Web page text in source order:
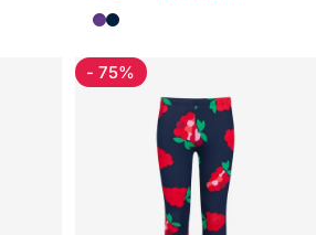
Fioletowy
Ciemnogranatowy
- 75%